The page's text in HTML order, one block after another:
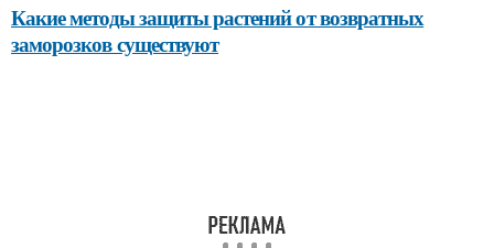
Какие методы защиты растений от возвратных
заморозков существуют